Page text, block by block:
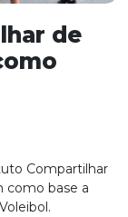
de
Compartilhar
como base a